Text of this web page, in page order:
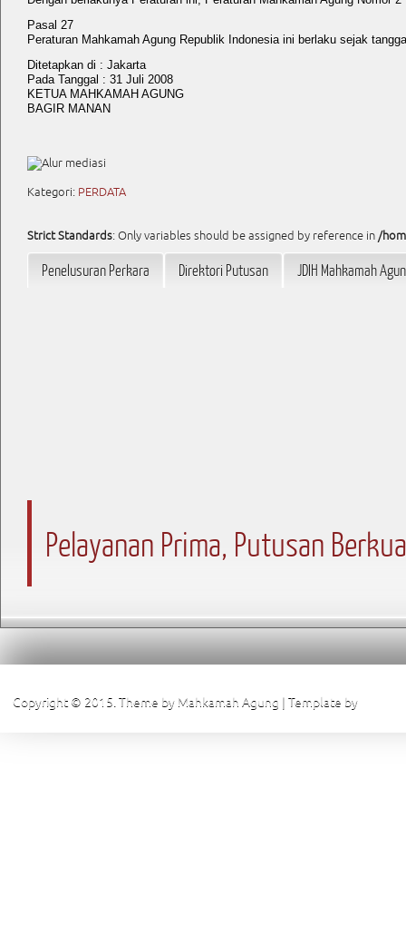
Pasal 27
Peraturan Mahkamah Agung Republik Indonesia ini berlaku sejak
Ditetapkan di : Jakarta
Pada Tanggal : 31 Juli 2008
KETUA MAHKAMAH AGUNG
BAGIR MANAN
Kategori: PERDATA
Strict Standards: Only variables should be assigned by reference in /
Penelusuran Perkara Direktori Putusan JDIH Mahkamah
Pelayanan Prima, Putusan
Copyright © 2015. Theme by Mahkamah Agung | Template by